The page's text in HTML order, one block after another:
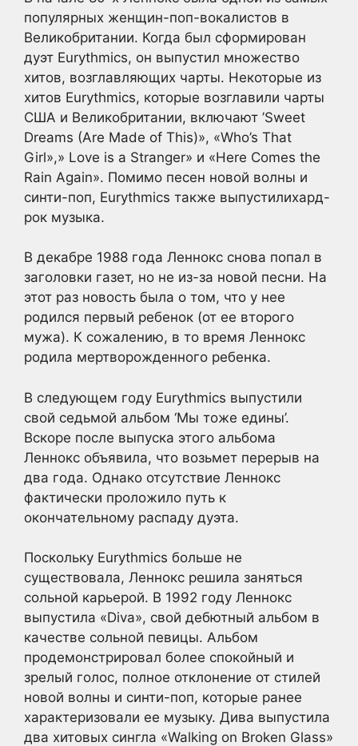
популярных женщин-поп-вокалистов в
Великобритании. Когда был сформирован
дуэт Eurythmics, он выпустил множество
хитов, возглавляющих чарты. Некоторые из
хитов Eurythmics, которые возглавили чарты
США и Великобритании, включают ’Sweet
Dreams (Are Made of This)», «Who’s That
Girl»,» Love is a Stranger» и «Here Comes the
Rain Again». Помимо песен новой волны и
синти-поп, Eurythmics также выпустилихард-
рок музыка.
В декабре 1988 года Леннокс снова попал в
заголовки газет, но не из-за новой песни. На
этот раз новость была о том, что у нее
родился первый ребенок (от ее второго
мужа). К сожалению, в то время Леннокс
родила мертворожденного ребенка.
В следующем году Eurythmics выпустили
свой седьмой альбом ‘Мы тоже едины’.
Вскоре после выпуска этого альбома
Леннокс объявила, что возьмет перерыв на
два года. Однако отсутствие Леннокс
фактически проложило путь к
окончательному распаду дуэта.
Поскольку Eurythmics больше не
существовала, Леннокс решила заняться
сольной карьерой. В 1992 году Леннокс
выпустила «Diva», свой дебютный альбом в
качестве сольной певицы. Альбом
продемонстрировал более спокойный и
зрелый голос, полное отклонение от стилей
новой волны и синти-поп, которые ранее
характеризовали ее музыку. Дива выпустила
два хитовых сингла «Walking on Broken Glass»